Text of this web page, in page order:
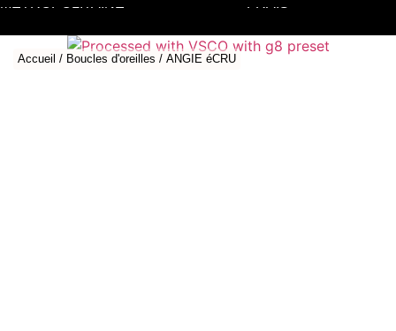
Accueil / Boucles d'oreilles / ANGIE éCRU